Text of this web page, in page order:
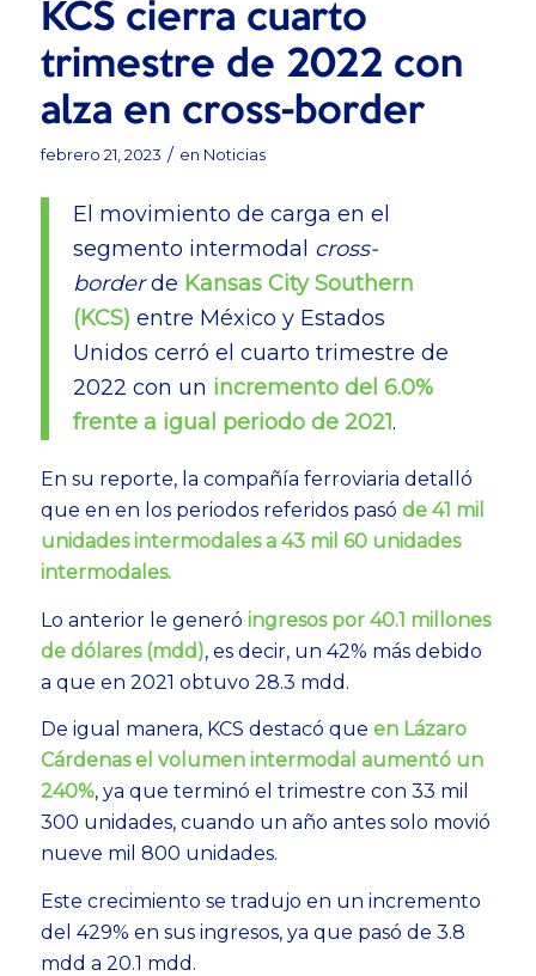
KCS cierra cuarto
trimestre de 2022 con
alza en cross-border
febrero 21, 2023 / en Noticias
El movimiento de carga en el
segmento intermodal cross-
borderde Kansas City Southern
(KCS) entre México y Estados
Unidos cerró el cuarto trimestre de
2022 con un incremento del 6.0%
frente a igual periodo de 2021.
En su reporte, la compañía ferroviaria detalló
que en en los periodos referidos pasó de 41 mil
unidades intermodales a 43 mil 60 unidades
intermodales.
Lo anterior le generó ingresos por 40.1 millones
de dólares (mdd), es decir, un 42% más debido
a que en 2021 obtuvo 28.3 mdd.
De igual manera, KCS destacó que en Lázaro
Cárdenas el volumen intermodal aumentó un
240%, ya que terminó el trimestre con 33 mil
300 unidades, cuando un año antes solo movió
nueve mil 800 unidades.
Este crecimiento se tradujo en un incremento
del 429% en sus ingresos, ya que pasó de 3.8
mdd a 20.1 mdd.